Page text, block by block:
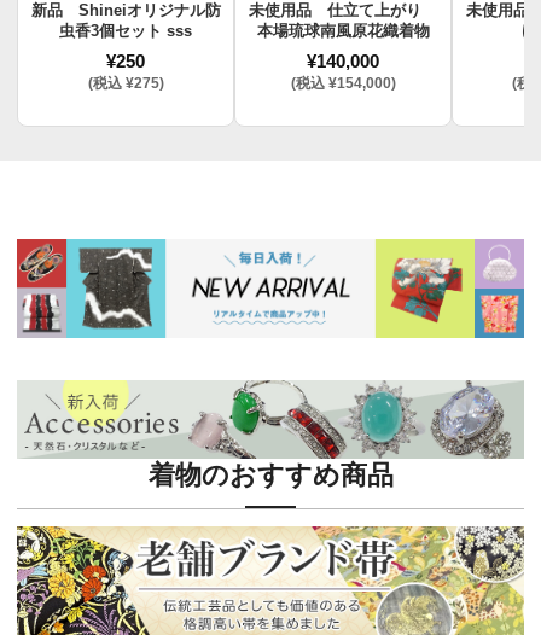
新品 Shineiオリジナル防
虫香3個セット sss
¥250
(税込 ¥275)
未使用品 仕立て上がり
本場琉球南風原花織着物
¥140,000
(税込 ¥154,000)
未使用品
(税
着物のおすすめ商品